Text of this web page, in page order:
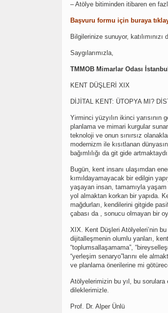
– Atölye bitiminden itibaren en
Başvuru formu için buraya
Bilgilerinize sunuyor, katılımınızı
Saygılarımızla,
TMMOB Mimarlar Odası
KENT DÜŞLERİ XIX
DİJİTAL KENT: ÜTOPYA MI?
Yirminci yüzyılın ikinci yarısının
planlama ve mimari kurgular
teknoloji ve onun sınırsız
modernizm ile kısıtlanan
bağımlılığı da git gide
Bugün, kent insanı ulaşımdan
kımıldayamayacak bir edilgin
yaşayan insan, tamamıyla
yol almaktan korkan bir yapıda.
mağdurları, kendilerini gitgide
çabası da , sonucu olmayan bir
XIX. Kent Düşleri Atölyeleri’nin
dijitalleşmenin olumlu yanları,
“toplumsallaşamama”,
“yerleşim senaryo”larını ele
ve planlama önerilerine mi
Atölyelerimizin bu yıl, bu
dileklerimizle.
Prof. Dr. Alper Ünlü